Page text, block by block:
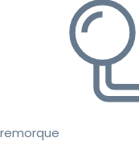
remorque